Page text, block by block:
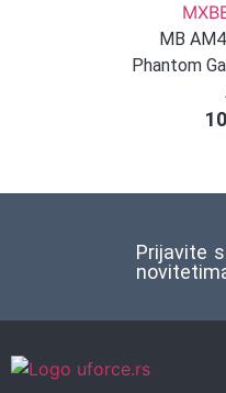
MB
Phantom
Prijavite